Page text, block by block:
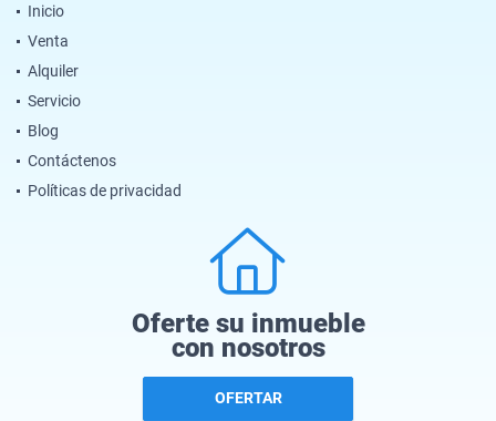
Inicio
Venta
Alquiler
Servicio
Blog
Contáctenos
Políticas de privacidad
Oferte su inmueble
con nosotros
OFERTAR